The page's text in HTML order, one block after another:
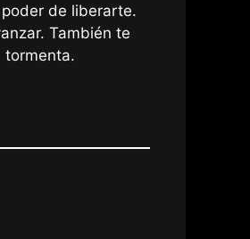
de liberarte.
También te
tormenta.